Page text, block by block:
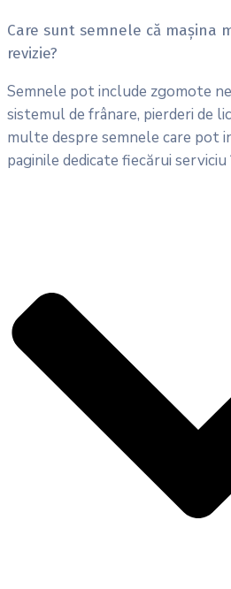
Care sunt semnele că mașina
revizie?
Semnele pot include zgomote
sistemul de frânare, pierderi de
multe despre semnele care pot
paginile dedicate fiecărui